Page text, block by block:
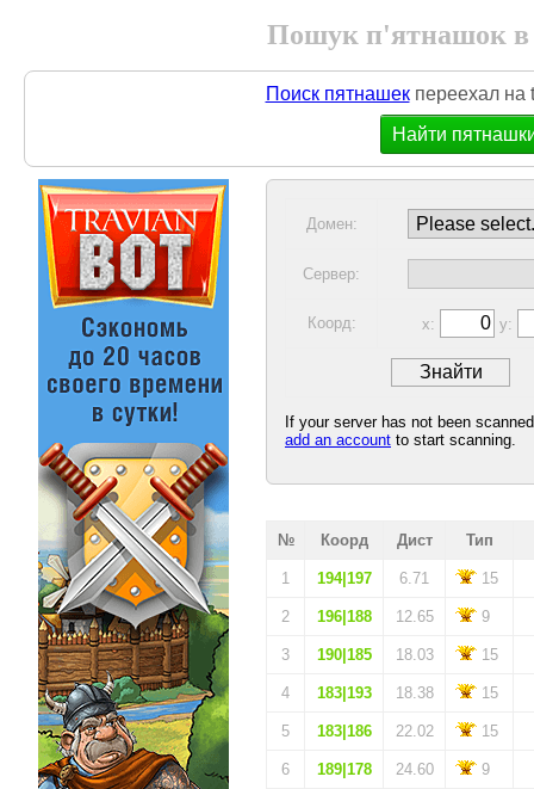
Пошук п'ятнашок в
Поиск пятнашекпереехал на
Найти
Домен:
Сервер:
Коорд: x: y:
If your server has not been
add an account to start scanning.
№ Коорд Дист Тип
1 194|197 6.71 15
2 196|188 12.65 9
3 190|185 18.03 15
4 183|193 18.38 15
5 183|186 22.02 15
6 189|178 24.60 9